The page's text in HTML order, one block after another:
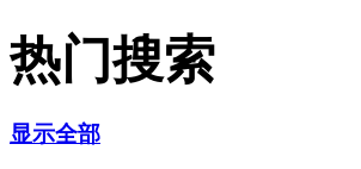
热门搜索
显示全部